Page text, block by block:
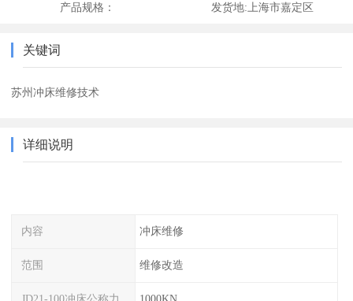
产品规格： 发货地: 上海市嘉定区
关键词
苏州冲床维修技术
详细说明
内容 冲床维修
范围 维修改造
JD21-100冲床公称力 1000KN